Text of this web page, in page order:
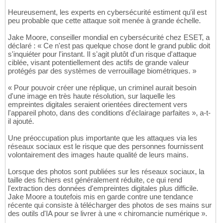
Heureusement, les experts en cybersécurité estiment qu'il est
peu probable que cette attaque soit menée à grande échelle.
Jake Moore, conseiller mondial en cybersécurité chez ESET, a
déclaré : « Ce n'est pas quelque chose dont le grand public doit
s'inquiéter pour l'instant. Il s'agit plutôt d'un risque d'attaque
ciblée, visant potentiellement des actifs de grande valeur
protégés par des systèmes de verrouillage biométriques. »
« Pour pouvoir créer une réplique, un criminel aurait besoin
d'une image en très haute résolution, sur laquelle les
empreintes digitales seraient orientées directement vers
l'appareil photo, dans des conditions d'éclairage parfaites », a-t-
il ajouté.
Une préoccupation plus importante que les attaques via les
réseaux sociaux est le risque que des personnes fournissent
volontairement des images haute qualité de leurs mains.
Lorsque des photos sont publiées sur les réseaux sociaux, la
taille des fichiers est généralement réduite, ce qui rend
l'extraction des données d'empreintes digitales plus difficile.
Jake Moore a toutefois mis en garde contre une tendance
récente qui consiste à télécharger des photos de ses mains sur
des outils d'IA pour se livrer à une « chiromancie numérique ».